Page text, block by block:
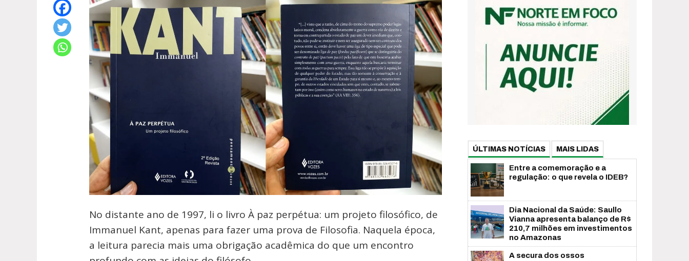
No distante ano de 1997, li o livro À paz perpétua: um projeto filosófico, de
Immanuel Kant, apenas para fazer uma prova de Filosofia. Naquela época,
a leitura parecia mais uma obrigação acadêmica do que um encontro
ÚLTIMAS NOTÍCIAS MAIS LIDAS
Entre a comemoração e a
regulação: o que revela o IDEB?
Dia Nacional da Saúde: Saullo
Vianna apresenta balanço de R$
210,7 milhões em investimentos
no Amazonas
A secura dos ossos